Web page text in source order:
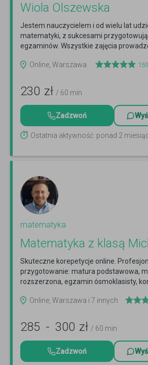
Wiola Olszewska
Jestem nauczycielem i od wielu lat
matematyki, z sukcesami
egzaminów. Wszystkie zajęcia
Online, Warszawa
159
230 zł / 60 min
Zadzwoń
Ostatnia aktywność: ponad 2
matematyka
Matematyka z klasą
Skuteczne korepetycje online.
przygotowanie: matura podstawowa,
rozszerzona, egzamin ósmoklasisty,
Online, Warszawa i 7 innych
285 - 300 zł / 60 min
Zadzwoń